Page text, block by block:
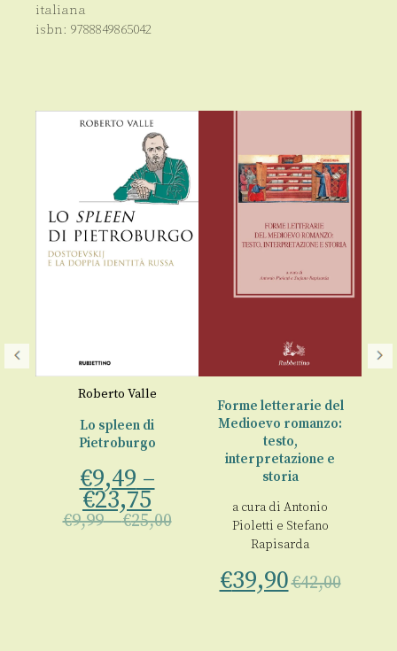
italiana
isbn: 9788849865042
Roberto Valle
Lo spleen di
Pietroburgo
€9,49 –
€23,75
€9,99–€25,00
Forme letterarie del
Medioevo romanzo:
testo,
interpretazione e
storia
a cura di Antonio
Pioletti e Stefano
Rapisarda
€39,90€42,00